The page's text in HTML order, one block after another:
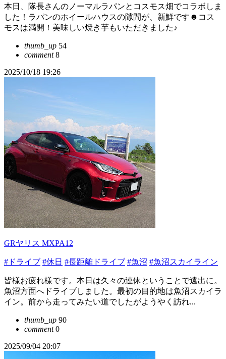
本日、隊長さんのノーマルラパンとコスモス畑でコラボしま
した！ラパンのホイールハウスの隙間が、新鮮です☻コス
モスは満開！美味しい焼き芋もいただきました♪
thumb_up 54
comment8
2025/10/18 19:26
GRヤリス MXPA12
#ドライブ #休日 #長距離ドライブ #魚沼 #魚沼スカイライン
皆様お疲れ様です。本日は久々の連休ということで遠出に。
魚沼方面へドライブしました。最初の目的地は魚沼スカイラ
イン。前から走ってみたい道でしたがようやく訪れ...
thumb_up 90
comment0
2025/09/04 20:07